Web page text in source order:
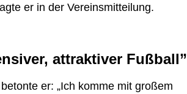
er in der Vereinsmitteilung.
attraktiver Fußball”
er: „Ich komme mit großem